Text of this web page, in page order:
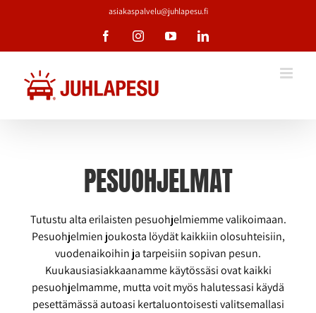
asiakaspalvelu@juhlapesu.fi
FacebookInstagramYouTubeLinkedIn
PESUOHJELMAT
Tutustu alta erilaisten pesuohjelmiemme valikoimaan.
Pesuohjelmien joukosta löydät kaikkiin olosuhteisiin,
vuodenaikoihin ja tarpeisiin sopivan pesun.
Kuukausiasiakkaanamme käytössäsi ovat kaikki
pesuohjelmamme, mutta voit myös halutessasi käydä
pesettämässä autoasi kertaluontoisesti valitsemallasi